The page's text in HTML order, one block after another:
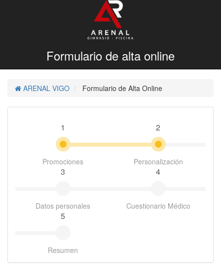
Formulario de alta online
ARENAL VIGO Formulario de Alta Online
1
Promociones
2
Personalización
3
Datos personales
4
Cuestionario Médico
5
Resumen